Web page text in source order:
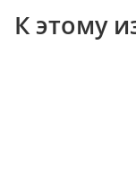
К этому